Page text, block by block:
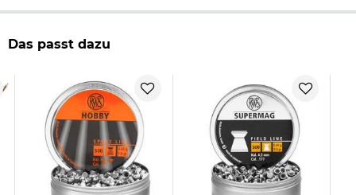
- Kaliber: 4,5 mm
- Lauflänge: 130 mm
- Gesamtlänge: ca. 28 cm
- Gewicht: 705 g
Wichtige waffenrechtliche Informationen:
Artikel frei ab 18 Jahren- Dieser Artikel kann nur versendet
werden, wenn Sie uns einen
Altersnachweis
zusenden, sofern
uns dieser noch nicht vorliegt.
(bitte den Link:"Altersnachweis"
für genaue Infos anklicken)
Das passt dazu